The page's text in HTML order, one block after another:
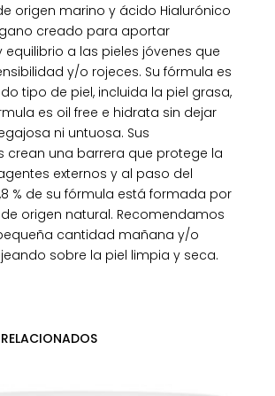
origen marino y ácido Hialurónico
creado para aportar
equilibrio a las pieles jóvenes que
y/o rojeces. Su fórmula es
tipo de piel, incluida la piel grasa,
es oil free e hidrata sin dejar
ni untuosa. Sus
crean una barrera que protege la
externos y al paso del
% de su fórmula está formada por
origen natural. Recomendamos
cantidad mañana y/o
sobre la piel limpia y seca.